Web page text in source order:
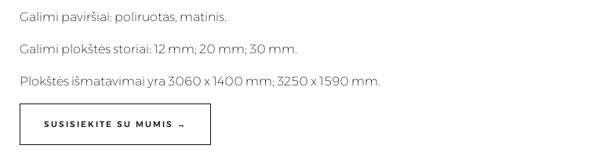
Galimi paviršiai: poliruotas, matinis.
Galimi plokštės storiai: 12 mm; 20 mm; 30 mm.
Plokštės išmatavimai yra 3060 x 1400 mm; 3250 x 1590 mm.
SUSISIEKITE SU MUMIS →